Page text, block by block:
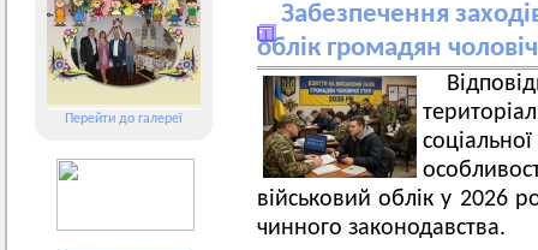
Перейти до галереї
Забезпечення
облік громадян
військовий облік у 2026
чинного законодавства.